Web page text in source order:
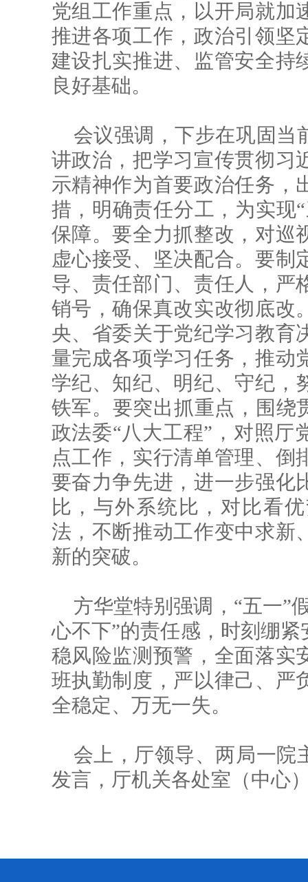
党组工作重点，以开局就加
推进各项工作，政治引领坚
建设扎实推进、监管安全持
良好基础。
会议强调，下步在巩固当
讲政治，把学习宣传贯彻习
示精神作为首要政治任务，
措，明确责任分工，为实现
保障。要全力抓整改，对巡
虚心接受、坚决配合。要制
导、责任部门、责任人，严
销号，确保真改实改彻底改
央、省委关于党纪学习教育
量完成各项学习任务，推动
学纪、知纪、明纪、守纪，
铁军。要突出抓重点，围绕
政法委“八大工程”，对照厅
点工作，实行清单管理、倒
要奋力争先进，进一步强化
比，与外系统比，对比看
法，不断推动工作变中求新
新的突破。
方华堂特别强调，“五一”
心不下”的责任感，时刻绷
稳风险监测预警，全面落实
班执勤制度，严以律己、严
全稳定、万无一失。
会上，厅领导、两局一院
发言，厅机关各处室（中心